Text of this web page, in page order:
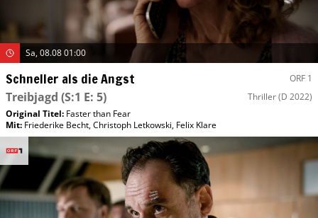
Sa, 08.08 01:00
Schneller als die Angst ORF 1
Treibjagd (S:1 E: 5) Thriller(D 2022)
Original Titel: Faster than Fear
Mit: Friederike Becht,Christoph Letkowski, Felix Klare